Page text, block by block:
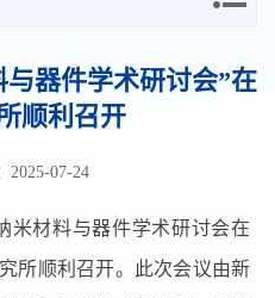
与器件学术研讨会”在
顺利召开
2025-07-24
米材料与器件学术研讨会在
所顺利召开。此次会议由新